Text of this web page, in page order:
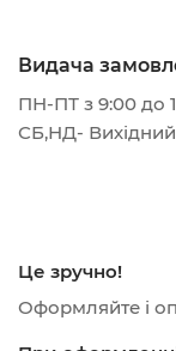
Видача
ПН-ПТ з 9:00 до
СБ,НД- Вихідний
Це зручно!
Оформляйте і